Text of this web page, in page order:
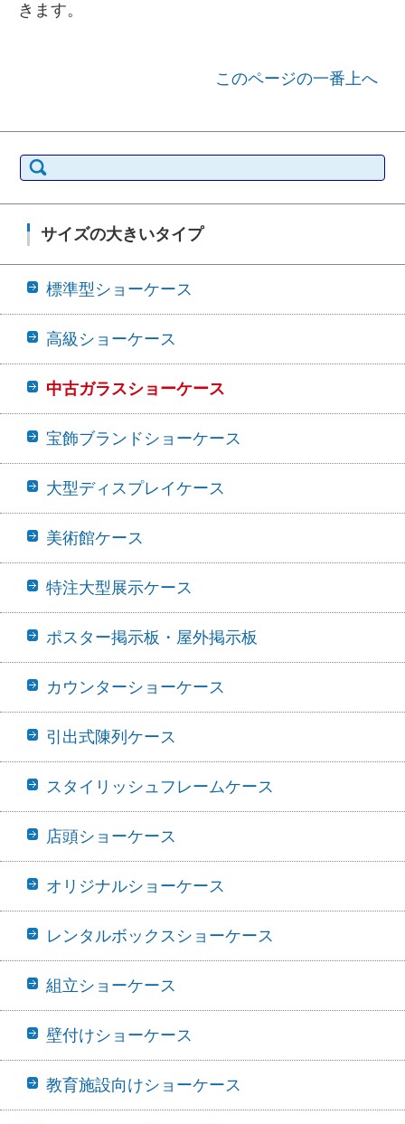
きます。
このページの一番上へ
検索:
サイズの大きいタイプ
標準型ショーケース
高級ショーケース
中古ガラスショーケース
宝飾ブランドショーケース
大型ディスプレイケース
美術館ケース
特注大型展示ケース
ポスター掲示板・屋外掲示板
カウンターショーケース
引出式陳列ケース
スタイリッシュフレームケース
店頭ショーケース
オリジナルショーケース
レンタルボックスショーケース
組立ショーケース
壁付けショーケース
教育施設向けショーケース